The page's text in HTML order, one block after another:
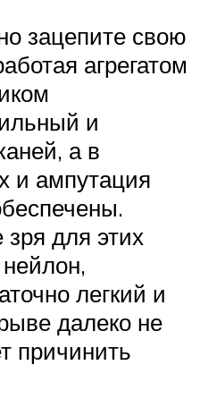
зацепите свою
агрегатом
и
а в
и ампутация
для этих
легкий и
далеко не
причинить